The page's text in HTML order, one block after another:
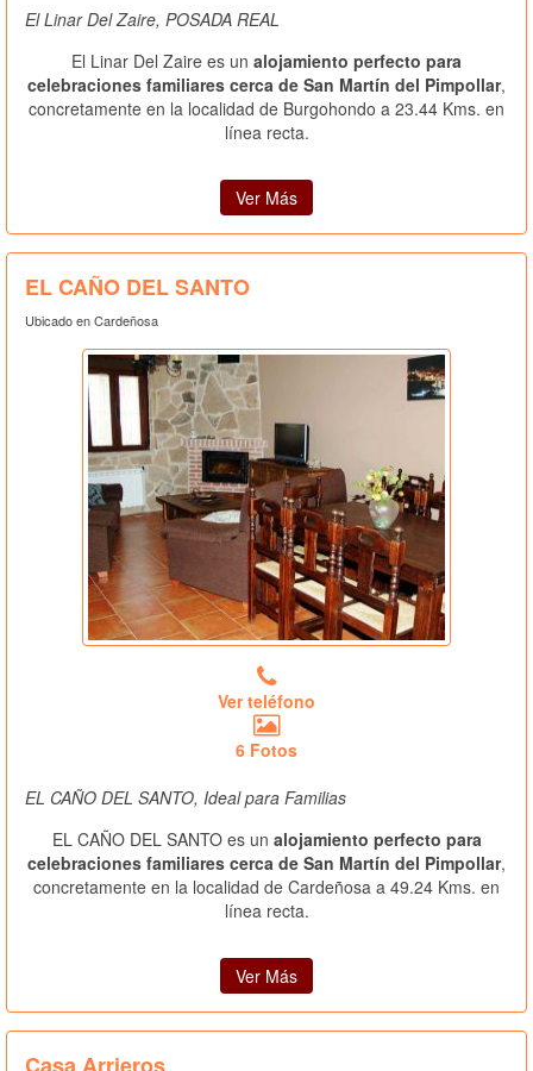
El Linar Del Zaire, POSADA REAL
El Linar Del Zaire es un alojamiento perfecto para
celebraciones familiares cerca de San Martín del Pimpollar,
concretamente en la localidad de Burgohondo a 23.44 Kms. en
línea recta.
Ver Más
EL CAÑO DEL SANTO
Ubicado en Cardeñosa
Ver teléfono
6 Fotos
EL CAÑO DEL SANTO, Ideal para Familias
EL CAÑO DEL SANTO es un alojamiento perfecto para
celebraciones familiares cerca de San Martín del Pimpollar,
concretamente en la localidad de Cardeñosa a 49.24 Kms. en
línea recta.
Ver Más